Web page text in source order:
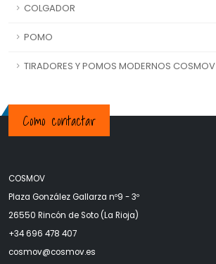
COLGADOR
POMO
TIRADORES Y POMOS MODERNOS COSMOV
Como contactar
COSMOV
Plaza González Gallarza nº9 - 3º
26550 Rincón de Soto (La Rioja)
+34 696 478 407
cosmov@cosmov.es